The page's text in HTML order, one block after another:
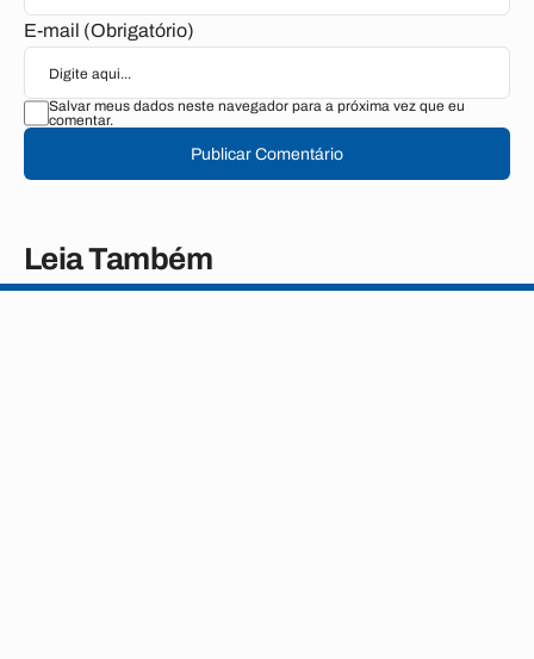
E-mail (Obrigatório)
Salvar meus dados neste navegador para a próxima vez que eu
comentar.
Publicar Comentário
Leia Também